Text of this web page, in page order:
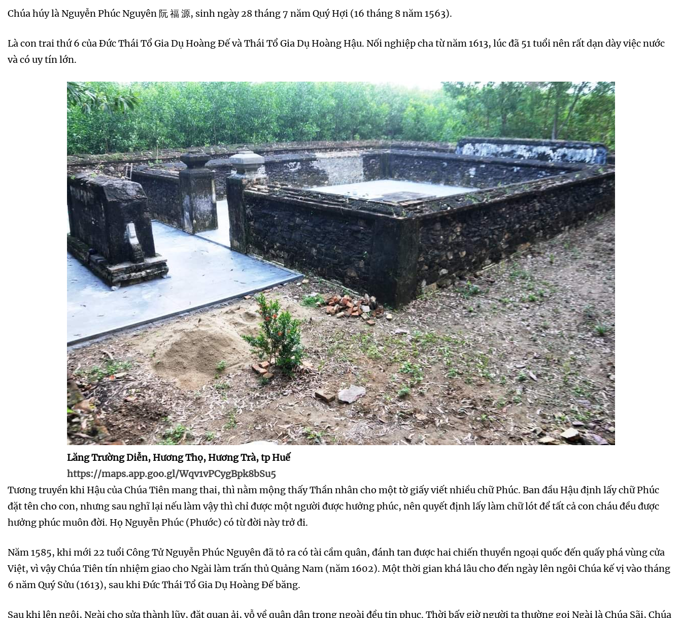
Chúa húy là Nguyễn Phúc Nguyên 阮 福 源, sinh ngày 28 tháng 7 năm Quý Hợi (16 tháng 8 năm 1563).
Là con trai thứ 6 của Đức Thái Tổ Gia Dụ Hoàng Đế và Thái Tổ Gia Dụ Hoàng Hậu. Nối nghiệp cha từ năm 1613, lúc đã 51 tuổi nên rất dạn dày việc nước
và có uy tín lớn.
Lăng Trường Diễn, Hương Thọ, Hương Trà, tp Huế
https://maps.app.goo.gl/Wqv1vPCygBpk8bSu5
Tương truyền khi Hậu của Chúa Tiên mang thai, thì nằm mộng thấy Thần nhân cho một tờ giấy viết nhiều chữ Phúc. Ban đầu Hậu định lấy chữ Phúc
đặt tên cho con, nhưng sau nghĩ lại nếu làm vậy thì chỉ được một người được hưởng phúc, nên quyết định lấy làm chữ lót để tất cả con cháu đều được
hưởng phúc muôn đời. Họ Nguyễn Phúc (Phước) có từ đời này trở đi.
Năm 1585, khi mới 22 tuổi Công Tử Nguyễn Phúc Nguyên đã tỏ ra có tài cầm quân, đánh tan được hai chiến thuyền ngoại quốc đến quấy phá vùng cửa
Việt, vì vậy Chúa Tiên tín nhiệm giao cho Ngài làm trấn thủ Quảng Nam (năm 1602). Một thời gian khá lâu cho đến ngày lên ngôi Chúa kế vị vào tháng
6 năm Quý Sửu (1613), sau khi Đức Thái Tổ Gia Dụ Hoàng Đế băng.
Sau khi lên ngôi, Ngài cho sửa thành lũy, đặt quan ải, vỗ về quân dân trong ngoài đều tin phục. Thời bấy giờ người ta thường gọi Ngài là Chúa Sãi, Chúa